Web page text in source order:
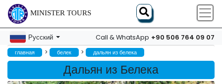
MINISTER TOURS
Русский Call & WhatsApp +90 506 764 09 07
главная > белек > дальян из белека
Дальян из Белека